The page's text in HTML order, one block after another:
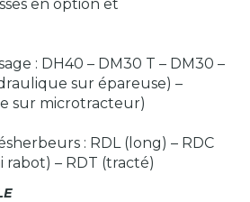
en option et
: DH40 – DM30 T – DM30 –
sur épareuse) –
sur microtracteur)
: RDL (long) – RDC
rabot) – RDT (tracté)